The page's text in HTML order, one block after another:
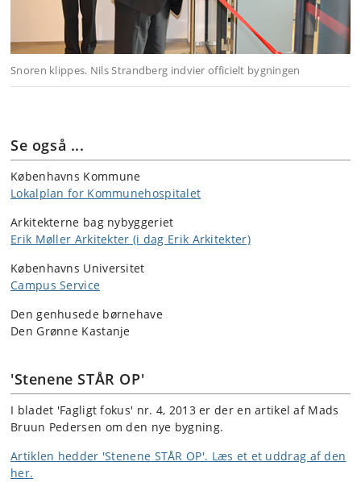
Snoren klippes. Nils Strandberg indvier officielt bygningen
Se også ...
Københavns Kommune
Lokalplan for Kommunehospitalet
Arkitekterne bag nybyggeriet
Erik Møller Arkitekter (i dag Erik Arkitekter)
Københavns Universitet
Campus Service
Den genhusede børnehave
Den Grønne Kastanje
'Stenene STÅR OP'
I bladet 'Fagligt fokus' nr. 4, 2013 er der en artikel af Mads
Bruun Pedersen om den nye bygning.
Artiklen hedder 'Stenene STÅR OP'. Læs et et uddrag af den
her.